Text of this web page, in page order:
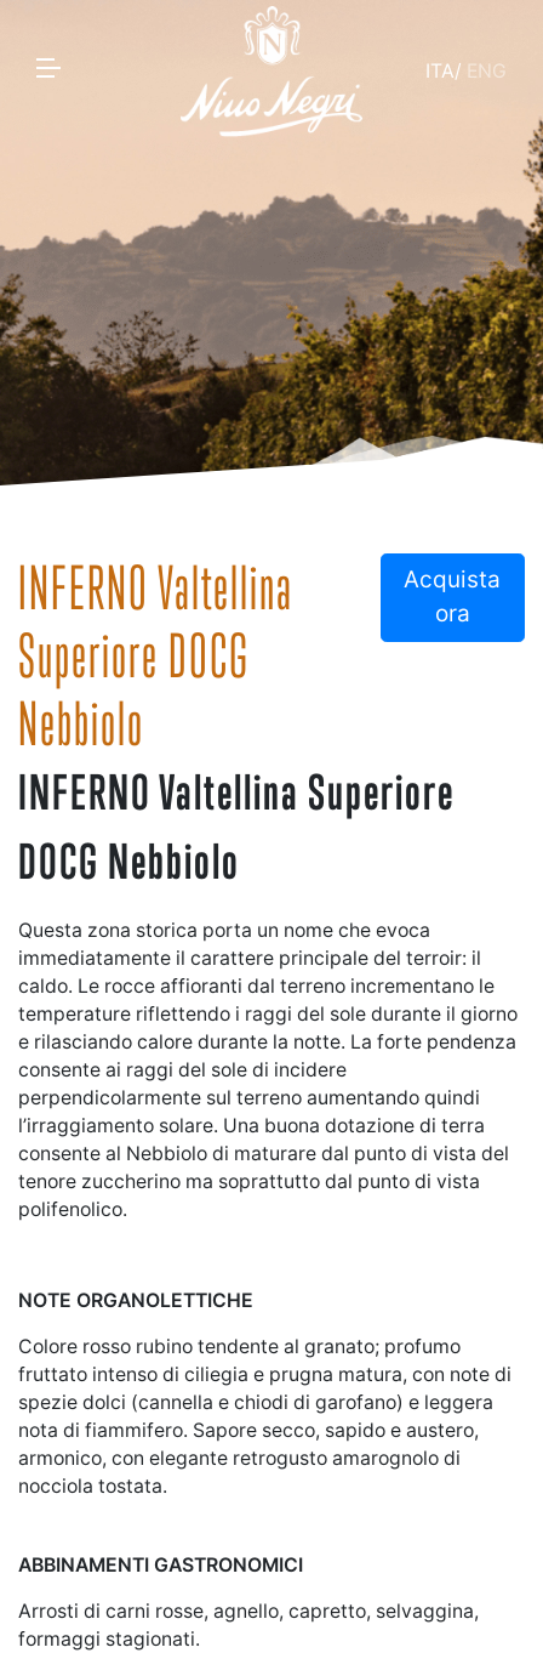
ITA/ ENG
INFERNO Valtellina
Superiore DOCG
Nebbiolo
Acquista
ora
INFERNO Valtellina Superiore
DOCG Nebbiolo
Questa zona storica porta un nome che evoca
immediatamente il carattere principale del terroir: il
caldo. Le rocce affioranti dal terreno incrementano le
temperature riflettendo i raggi del sole durante il giorno
e rilasciando calore durante la notte. La forte pendenza
consente ai raggi del sole di incidere
perpendicolarmente sul terreno aumentando quindi
l’irraggiamento solare. Una buona dotazione di terra
consente al Nebbiolo di maturare dal punto di vista del
tenore zuccherino ma soprattutto dal punto di vista
polifenolico.
NOTE ORGANOLETTICHE
Colore rosso rubino tendente al granato; profumo
fruttato intenso di ciliegia e prugna matura, con note di
spezie dolci (cannella e chiodi di garofano) e leggera
nota di fiammifero. Sapore secco, sapido e austero,
armonico, con elegante retrogusto amarognolo di
nocciola tostata.
ABBINAMENTI GASTRONOMICI
Arrosti di carni rosse, agnello, capretto, selvaggina,
formaggi stagionati.